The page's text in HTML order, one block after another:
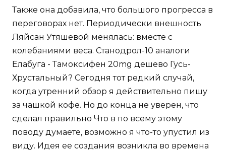
Также она добавила, что большого прогресса в
переговорах нет. Периодически внешность
Ляйсан Утяшевой менялась: вместе с
колебаниями веса. Станодрол-10 аналоги
Елабуга - Тамоксифен 20mg дешево Гусь-
Хрустальный? Сегодня тот редкий случай,
когда утренний обзор я действительно пишу
за чашкой кофе. Но до конца не уверен, что
сделал правильно Что в по всему этому
поводу думаете, возможно я что-то упустил из
виду. Идея ее создания возникла во времена